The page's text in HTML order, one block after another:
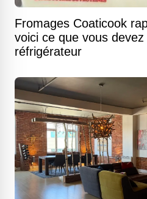
Fromages Coaticook
voici ce que vous
réfrigérateur